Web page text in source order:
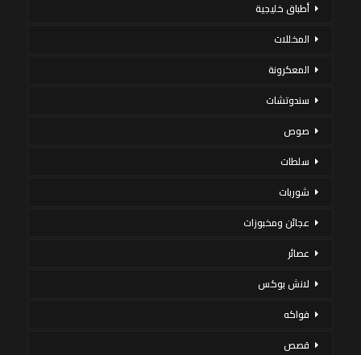
أطباق خليجية
المخللات
المعكرونة
سندوتشات
صوص
سلطات
شوربات
عجائن ومخبوزات
عصائر
لانش بوكس
فواكه
قصص